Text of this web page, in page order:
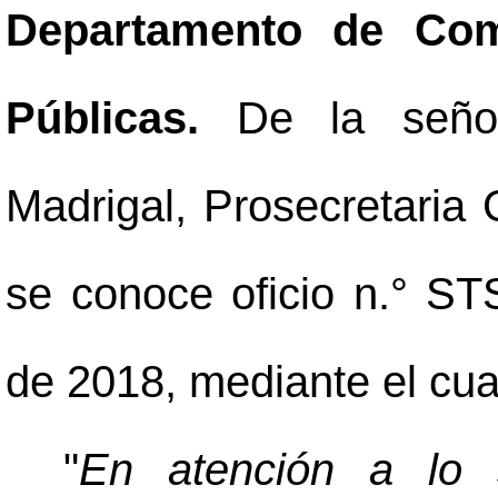
Departamento de
Públicas. De la
Madrigal, Prosecretaria
se conoce oficio n.°
de 2018, mediante el
"En atención a lo